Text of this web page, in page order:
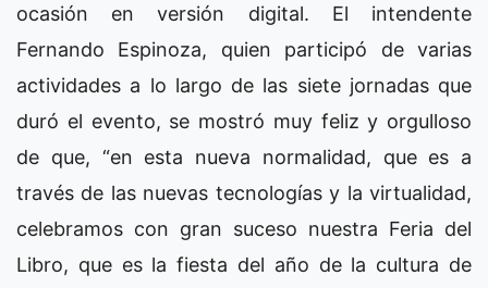
ocasión en versión digital. El intendente
Fernando Espinoza, quien participó de varias
actividades a lo largo de las siete jornadas que
duró el evento, se mostró muy feliz y orgulloso
de que, “en esta nueva normalidad, que es a
través de las nuevas tecnologías y la virtualidad,
celebramos con gran suceso nuestra Feria del
Libro, que es la fiesta del año de la cultura de